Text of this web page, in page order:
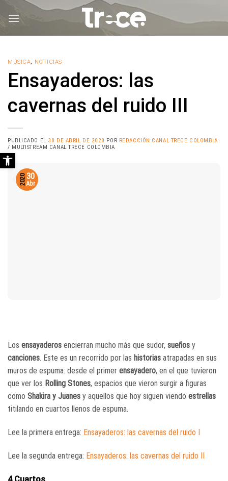
MÚSICA, NOTICIAS
Ensayaderos: las
cavernas del ruido III
PUBLICADO EL 30 DE ABRIL DE 2020 POR REDACCIÓN CANAL TRECE COLOMBIA
/ MULTISTREAM CANAL TRECE COLOMBIA
30
Abr
2020
Los ensayaderos encierran mucho más que sudor, sueños y
canciones. Este es un recorrido por las historias atrapadas en sus
muros de espuma: desde el primer ensayadero, en el que tuvieron
que ver los Rolling Stones, espacios que vieron surgir a figuras
como Shakira y Juanes y aquellos que hoy siguen viendo estrellas
titilando en cuartos llenos de espuma.
Lee la primera entrega: Ensayaderos: las cavernas del ruido I
Lee la segunda entrega: Ensayaderos: las cavernas del ruido II
Abrir barra de herramientas